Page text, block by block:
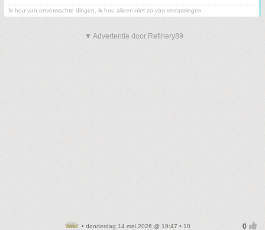
Ik hou van onverwachte dingen, ik hou alleen niet zo van verrassingen
▼ Advertentie door Refinery89
• donderdag 14 mei 2026 @ 19:47 • 10